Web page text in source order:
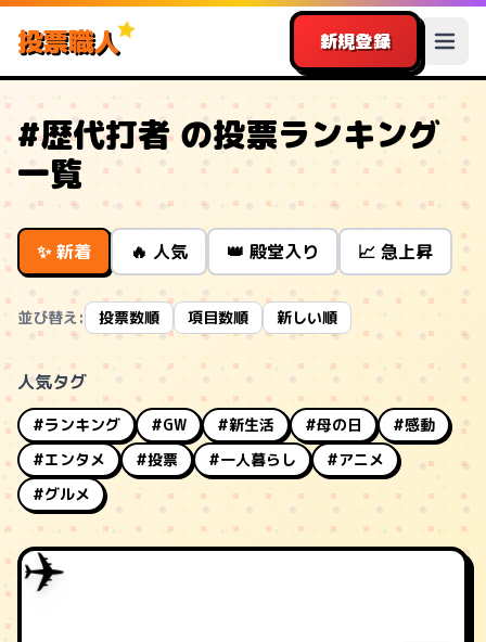
投票職人 新規登録
#歴代打者 の投票ランキング
一覧
✨ 新着 🔥 人気 👑 殿堂入り 📈 急上昇
並び替え: 投票数順 項目数順 新しい順
人気タグ
#ランキング #GW #新生活 #母の日
#感動
#エンタメ
#投票 #一人暮らし
#アニメ
#グルメ
✈️